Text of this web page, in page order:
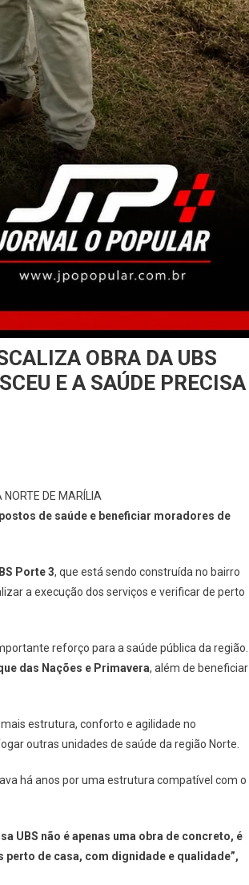
OBRA DA UBS
E A SAÚDE PRECISA
DE MARÍLIA
de saúde e beneficiar moradores de
Porte 3, que está sendo construída no bairro
a execução dos serviços e verificar de perto
reforço para a saúde pública da região.
das Nações e Primavera, além de beneficiar
estrutura, conforto e agilidade no
outras unidades de saúde da região Norte.
há anos por uma estrutura compatível com o
UBS não é apenas uma obra de concreto, é
de casa, com dignidade e qualidade”,